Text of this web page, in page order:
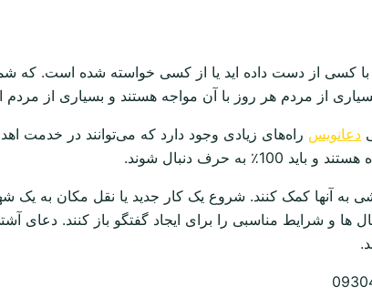
با کسی از دست داده اید یا از کسی خواسته شده است. که
از مردم هر روز با آن مواجه هستند و بسیاری از
دعانویس راه‌های زیادی وجود دارد که می‌توانند در خدمت
حرف دنبال شوند.
آنها کمک کنند. شروع یک کار جدید یا نقل مکان به یک
و شرایط مناسبی را برای ایجاد گفتگو باز کنند. دعای